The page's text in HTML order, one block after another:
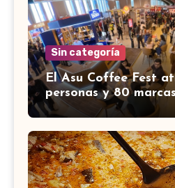
Sin categoría
El Asu Coffee Fest
personas y 80 marcas